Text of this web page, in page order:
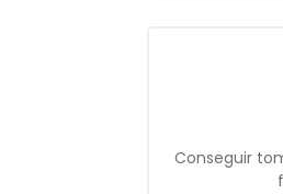
Conseguir